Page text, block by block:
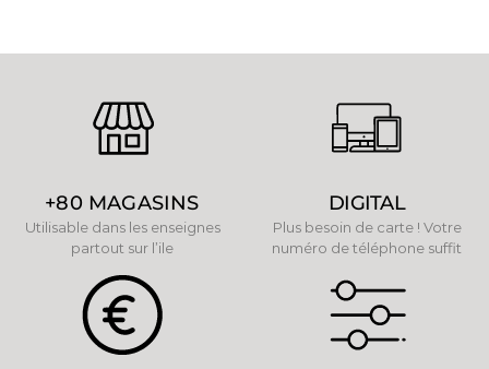
+80 MAGASINS
Utilisable dans les enseignes
partout sur l’ile
DIGITAL
Plus besoin de carte ! Votre
numéro de téléphone suffit